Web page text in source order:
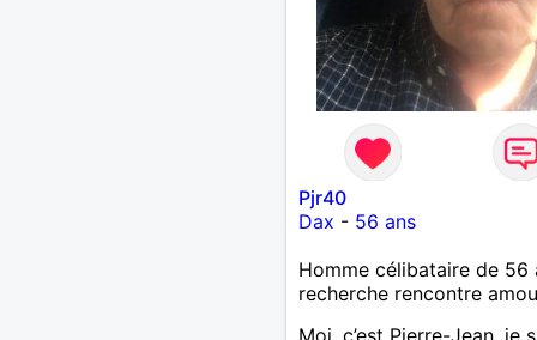
Pjr40
Dax - 56 ans
Homme célibataire de 56
recherche rencontre
Moi, c’est Pierre-Jean, je